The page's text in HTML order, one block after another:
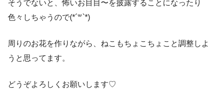
そうでないと、怖いお目目〜を披露することになったり
色々しちゃうので(*´꒳`*)
周りのお花を作りながら、ねこもちょこちょこと調整しよ
うと思ってます。
どうぞよろしくお願いします♡